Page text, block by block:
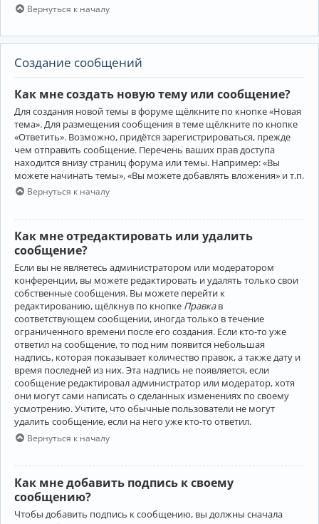
Вернуться к началу
Создание сообщений
Как мне создать новую тему или сообщение?
Для создания новой темы в форуме щёлкните по кнопке «Новая
тема». Для размещения сообщения в теме щёлкните по кнопке
«Ответить». Возможно, придётся зарегистрироваться, прежде
чем отправить сообщение. Перечень ваших прав доступа
находится внизу страниц форума или темы. Например: «Вы
можете начинать темы», «Вы можете добавлять вложения» и т.п.
Вернуться к началу
Как мне отредактировать или удалить
сообщение?
Если вы не являетесь администратором или модератором
конференции, вы можете редактировать и удалять только свои
собственные сообщения. Вы можете перейти к
редактированию, щёлкнув по кнопке Правкав
соответствующем сообщении, иногда только в течение
ограниченного времени после его создания. Если кто-то уже
ответил на сообщение, то под ним появится небольшая
надпись, которая показывает количество правок, а также дату и
время последней из них. Эта надпись не появляется, если
сообщение редактировал администратор или модератор, хотя
они могут сами написать о сделанных изменениях по своему
усмотрению. Учтите, что обычные пользователи не могут
удалить сообщение, если на него уже кто-то ответил.
Вернуться к началу
Как мне добавить подпись к своему
сообщению?
Чтобы добавить подпись к сообщению, вы должны сначала